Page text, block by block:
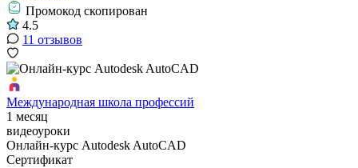
Промокод скопирован
4.5
11 отзывов
Международная школа профессий
1 месяц
видеоуроки
Онлайн-курс Autodesk AutoCAD
Сертификат